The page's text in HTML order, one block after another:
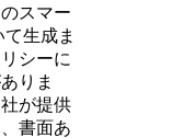
スマー
生成ま
シーに
りま
が提供
書面あ